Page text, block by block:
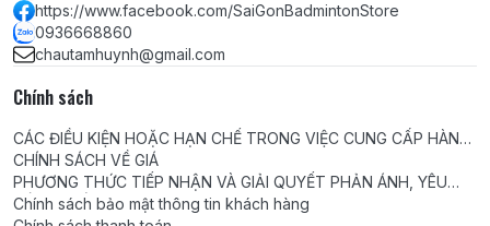
https://www.facebook.com/SaiGonBadmintonStore
0936668860
chautamhuynh@gmail.com
Chính sách
CÁC ĐIỀU KIỆN HOẶC HẠN CHẾ TRONG VIỆC CUNG CẤP HÀNG
HÓA, DỊCH VỤ
CHÍNH SÁCH VỀ GIÁ
PHƯƠNG THỨC TIẾP NHẬN VÀ GIẢI QUYẾT PHẢN ÁNH, YÊU
CẦU, KHIẾU NẠI
Chính sách bảo mật thông tin khách hàng